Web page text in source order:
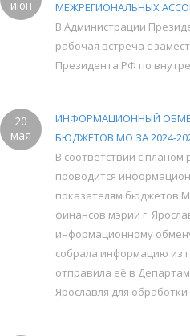
июн
МЕЖРЕГИОНАЛЬНЫХ
В Администрации
рабочая встреча с
Президента РФ по
20
мая
ИНФОРМАЦИОННЫЙ
БЮДЖЕТОВ МО ЗА 2024-
В соответствии с планом
проводится
показателям бюджетов
финансов мэрии г.
информационному
собрала информацию из
отправила её в
Ярославля для